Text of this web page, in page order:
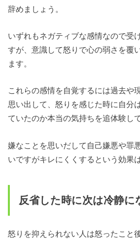
辞めましょう。
いずれもネガティブな感情なので受
すが、意識して怒りで心の弱さを覆
ます。
これらの感情を自覚するには過去や
思い出して、怒りを感じた時に自分
ていたのか本当の気持ちを追体験し
嫌なことを思いだして自己嫌悪や罪
いですがキレにくくするという効果
反省した時に次は冷静に
怒りを抑えられない人は怒ったこと